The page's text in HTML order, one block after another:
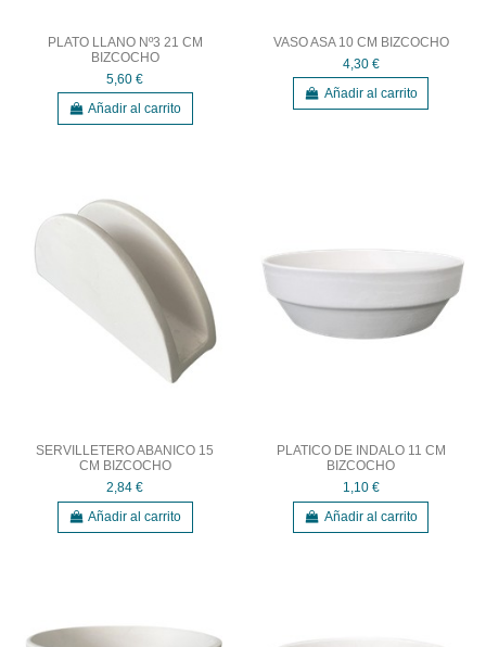
PLATO LLANO Nº3 21 CM
BIZCOCHO
5,60 €
Añadir al carrito
VASO ASA 10 CM BIZCOCHO
4,30 €
Añadir al carrito
SERVILLETERO ABANICO 15
CM BIZCOCHO
2,84 €
Añadir al carrito
PLATICO DE INDALO 11 CM
BIZCOCHO
1,10 €
Añadir al carrito